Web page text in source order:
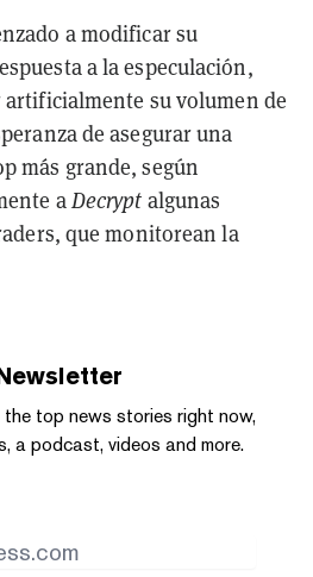
a modificar su
a la especulación,
su volumen de
de asegurar una
más grande, según
aDecrypt algunas
que monitorean la
top news stories right now,
a podcast, videos and more.